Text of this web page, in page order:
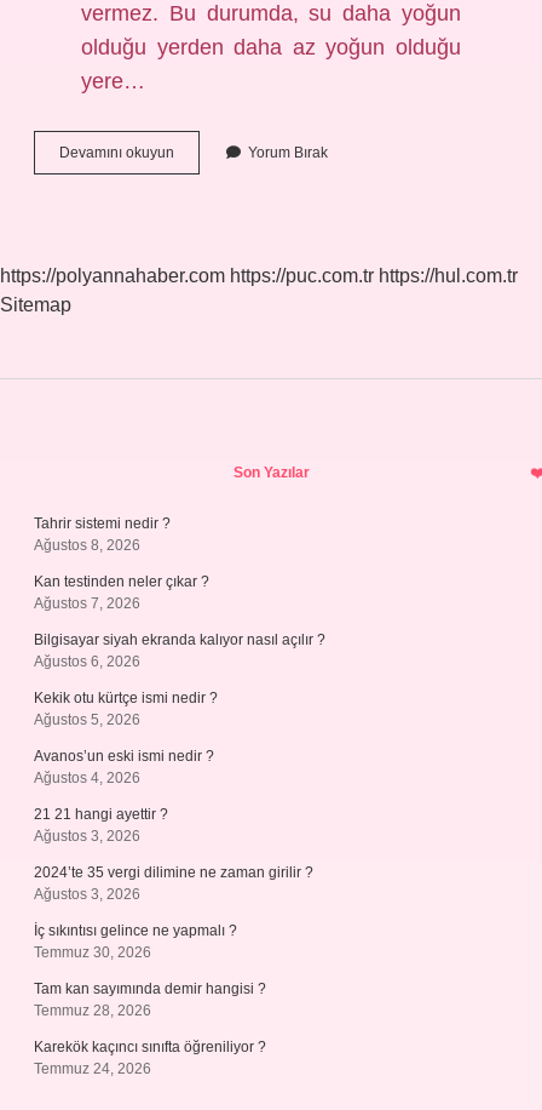
vermez. Bu durumda, su daha yoğun
olduğu yerden daha az yoğun olduğu
yere…
Devamını okuyun
Geçirgen
Yorum Bırak
https://polyannahaber.com https://puc.com.tr https://hul.com.tr
Sitemap
Son Yazılar
Tahrir sistemi nedir ?
Ağustos 8, 2026
Kan testinden neler çıkar ?
Ağustos 7, 2026
Bilgisayar siyah ekranda kalıyor nasıl açılır ?
Ağustos 6, 2026
Kekik otu kürtçe ismi nedir ?
Ağustos 5, 2026
Avanos’un eski ismi nedir ?
Ağustos 4, 2026
21 21 hangi ayettir ?
Ağustos 3, 2026
2024’te 35 vergi dilimine ne zaman girilir ?
Ağustos 3, 2026
İç sıkıntısı gelince ne yapmalı ?
Temmuz 30, 2026
Tam kan sayımında demir hangisi ?
Temmuz 28, 2026
Karekök kaçıncı sınıfta öğreniliyor ?
Temmuz 24, 2026